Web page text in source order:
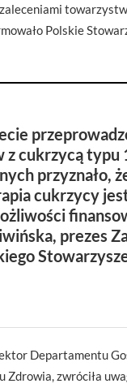
Polskie
cukrzycą typu
przyznało,
cukrzycy
prezes
Departamentu
Zdrowia, zwróciła